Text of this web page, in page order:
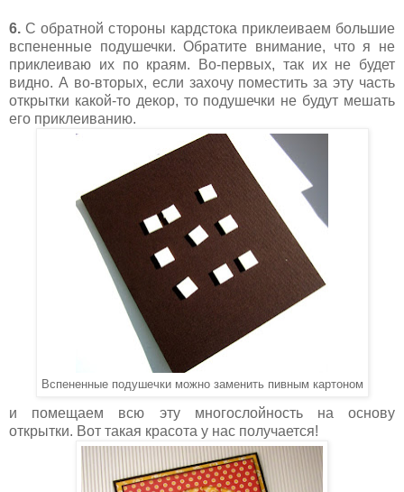
6. С обратной стороны кардстока приклеиваем большие
вспененные подушечки. Обратите внимание, что я не
приклеиваю их по краям. Во-первых, так их не будет
видно. А во-вторых, если захочу поместить за эту часть
открытки какой-то декор, то подушечки не будут мешать
его приклеиванию.
Вспененные подушечки можно заменить пивным картоном
и помещаем всю эту многослойность на основу
открытки. Вот такая красота у нас получается!